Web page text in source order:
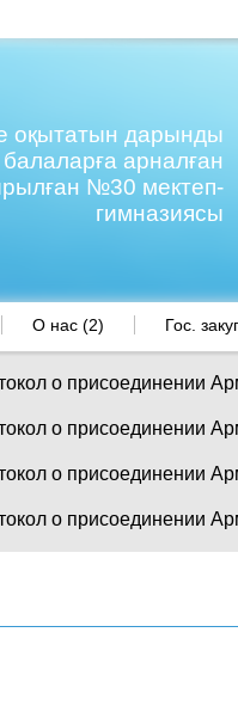
оқытатын дарынды
балаларға арналған
№30 мектеп-
гимназиясы
О нас (2) Гос.
о присоединении
о присоединении
о присоединении
о присоединении